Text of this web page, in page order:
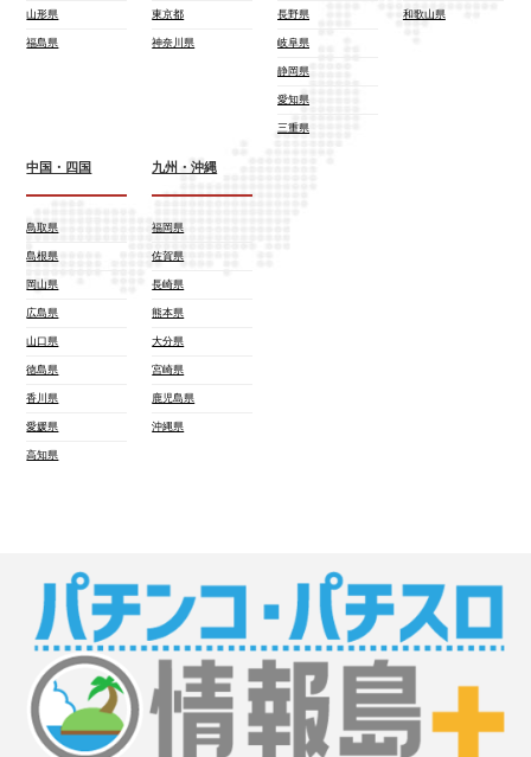
山形県
福島県
東京都
神奈川県
長野県
岐阜県
静岡県
愛知県
三重県
和歌山県
中国・四国
鳥取県
島根県
岡山県
広島県
山口県
徳島県
香川県
愛媛県
高知県
九州・沖縄
福岡県
佐賀県
長崎県
熊本県
大分県
宮崎県
鹿児島県
沖縄県